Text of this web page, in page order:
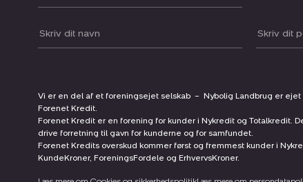
Dit navn:
Vi er en del af et foreningsejet selskab – Nybolig Landbrug er
Forenet Kredit.
Forenet Kredit er en forening for kunder i Nykredit og Totalkredit.
drive forretning til gavn for kunderne og for samfundet.
Forenet Kredits overskud kommer først og fremmest kunder i
KundeKroner, ForeningsFordele og ErhvervsKroner.